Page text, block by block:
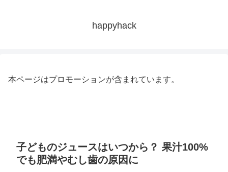
happyhack
本ページはプロモーションが含まれています。
子どものジュースはいつから？ 果汁100%
でも肥満やむし歯の原因に